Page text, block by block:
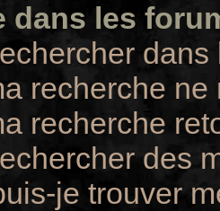
dans les
dans
recherche
recherche
des
je trouver